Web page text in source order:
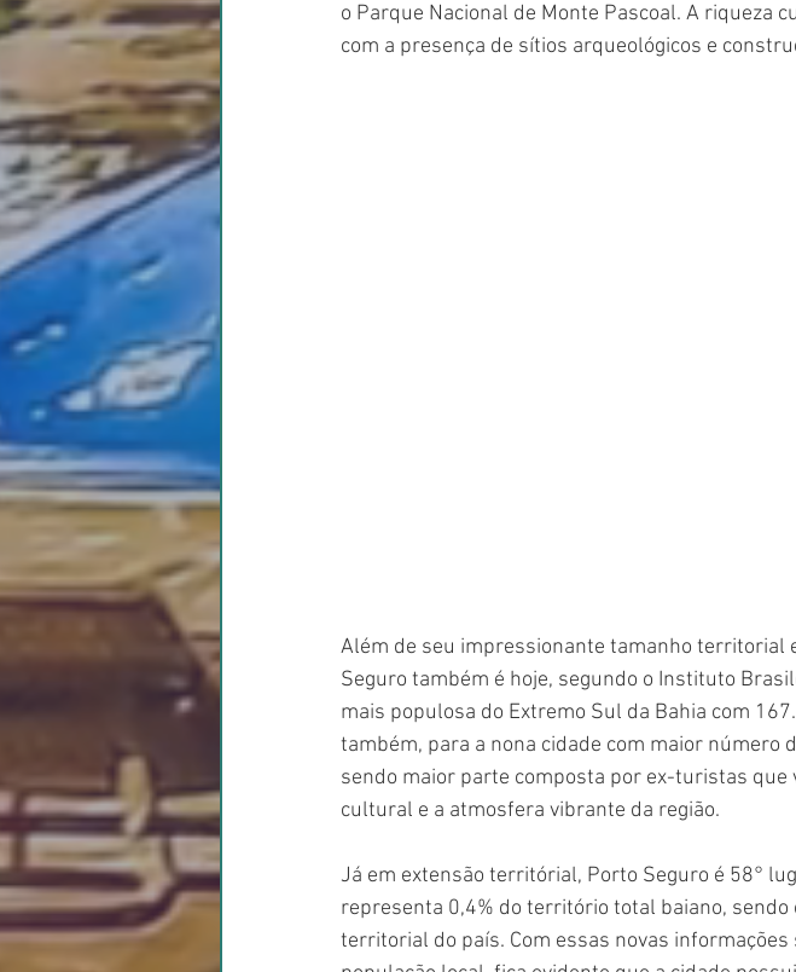
o Parque Nacional de Monte Pascoal. A riqueza
com a presença de sítios arqueológicos e
Além de seu impressionante tamanho territorial
Seguro também é hoje, segundo o Instituto
mais populosa do Extremo Sul da Bahia com
também, para a nona cidade com maior número
sendo maior parte composta por ex-turistas
cultural e a atmosfera vibrante da região.
Já em extensão territórial, Porto Seguro é 58°
representa 0,4% do território total baiano,
territorial do país. Com essas novas